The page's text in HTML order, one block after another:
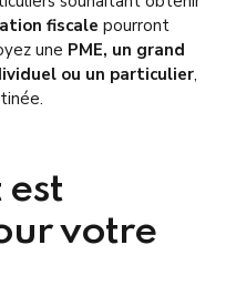
fiscale pourront
une PME, un grand
ou un particulier,
est
votre